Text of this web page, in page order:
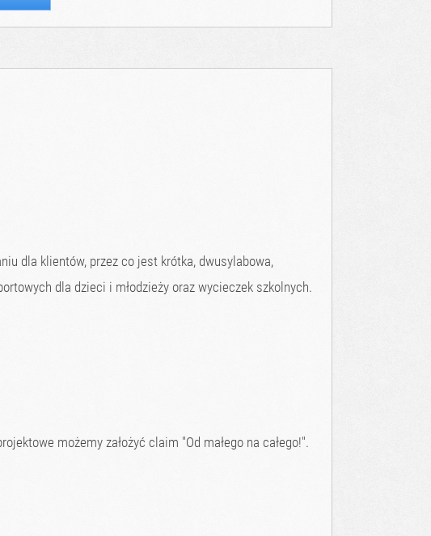
dla klientów, przez co jest krótka, dwusylabowa,
dla dzieci i młodzieży oraz wycieczek szkolnych.
możemy założyć claim "Od małego na całego!".